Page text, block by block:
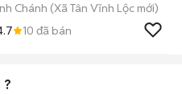
Chánh (Xã Tân Vĩnh Lộc mới)
10 đã bán
?